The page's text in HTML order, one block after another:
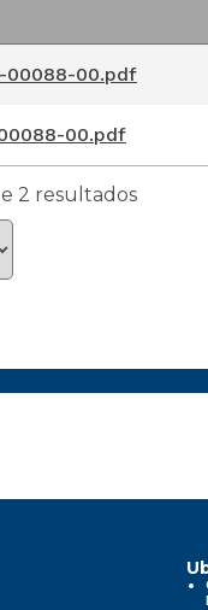
00088-00.pdf
00.pdf
2 resultados